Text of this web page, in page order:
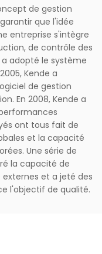
de gestion
que l'idée
entreprise s'intègre
de contrôle des
a adopté le système
Kende a
de gestion
En 2008, Kende a
ont tous fait de
et la capacité
Une série de
la capacité de
et a jeté des
l'objectif de qualité.